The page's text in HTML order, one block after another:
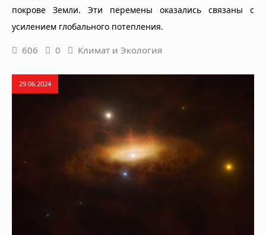
покрове Земли. Эти перемены оказались связаны с
усилением глобального потепления.
606 0 Климат и Экология
29.06.2024